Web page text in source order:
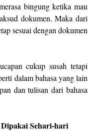
bingung ketika mau
dokumen. Maka dari
sesuai dengan dokumen
cukup susah tetapi
dalam bahasa yang lain
dan tulisan dari bahasa
Sehari-hari